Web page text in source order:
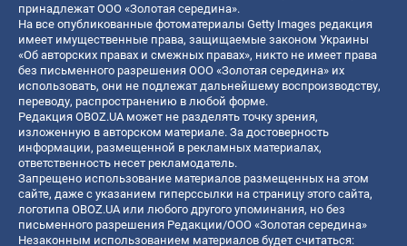
принадлежат ООО «Золотая середина».
На все опубликованные фотоматериалы Getty Images редакция
имеет имущественные права, защищаемые законом Украины
«Об авторских правах и смежных правах», никто не имеет права
без письменного разрешения ООО «Золотая середина» их
использовать, они не подлежат дальнейшему воспроизводству,
переводу, распространению в любой форме.
Редакция OBOZ.UA может не разделять точку зрения,
изложенную в авторском материале. За достоверность
информации, размещенной в рекламных материалах,
ответственность несет рекламодатель.
Запрещено использование материалов размещенных на этом
сайте, даже с указанием гиперссылки на страницу этого сайта,
логотипа OBOZ.UA или любого другого упоминания, но без
письменного разрешения Редакции/ООО «Золотая середина»
Незаконным использованием материалов будет считаться: